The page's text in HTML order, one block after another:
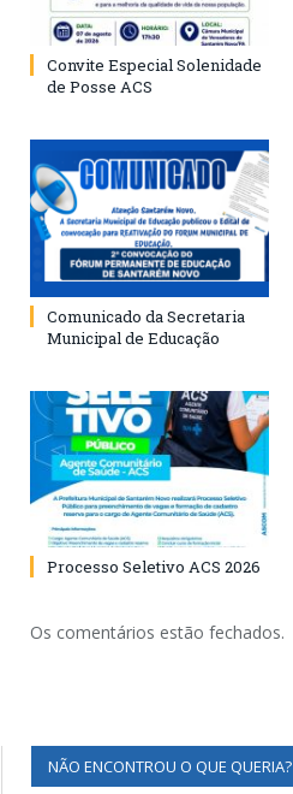
Convite Especial Solenidade
de Posse ACS
Comunicado da Secretaria
Municipal de Educação
Processo Seletivo ACS 2026
Os comentários estão fechados.
NÃO ENCONTROU O QUE QUERIA?